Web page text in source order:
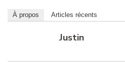
À propos Articles récents
Justin